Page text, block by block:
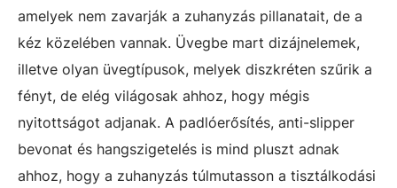
amelyek nem zavarják a zuhanyzás pillanatait, de a
kéz közelében vannak. Üvegbe mart dizájnelemek,
illetve olyan üvegtípusok, melyek diszkréten szűrik a
fényt, de elég világosak ahhoz, hogy mégis
nyitottságot adjanak. A padlóerősítés, anti-slipper
bevonat és hangszigetelés is mind pluszt adnak
ahhoz, hogy a zuhanyzás túlmutasson a tisztálkodási